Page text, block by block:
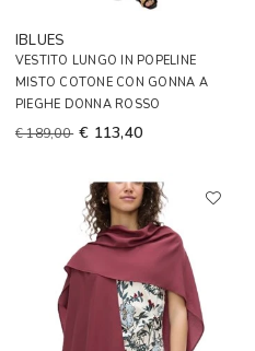
IBLUES
VESTITO LUNGO IN POPELINE
MISTO COTONE CON GONNA A
PIEGHE DONNA ROSSO
€ 189,00 € 113,40